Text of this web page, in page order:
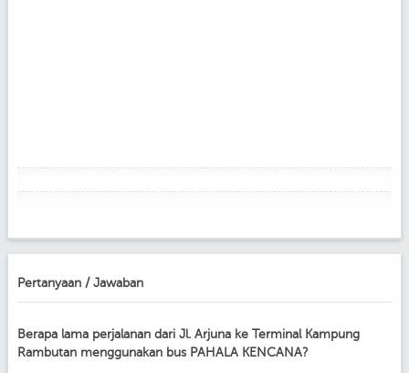
Pertanyaan / Jawaban
Berapa lama perjalanan dari Jl. Arjuna ke Terminal Kampung
Rambutan menggunakan bus PAHALA KENCANA?